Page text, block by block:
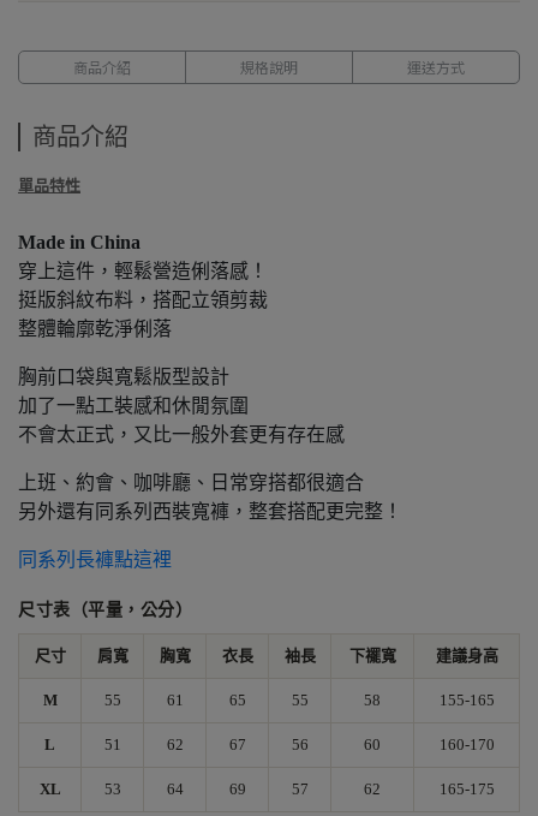
商品介紹 規格說明 運送方式
商品介紹
單品特性
Made in China
穿上這件，輕鬆營造俐落感！
挺版斜紋布料，搭配立領剪裁
整體輪廓乾淨俐落
胸前口袋與寬鬆版型設計
加了一點工裝感和休閒氛圍
不會太正式，又比一般外套更有存在感
上班、約會、咖啡廳、日常穿搭都很適合
另外還有同系列西裝寬褲，整套搭配更完整！
同系列長褲點這裡
尺寸表（平量，公分）
尺寸 肩寬 胸寬 衣長 袖長 下襬寬 建議身高
M 55 61 65 55 58 155-165
L 51 62 67 56 60 160-170
XL 53 64 69 57 62 165-175